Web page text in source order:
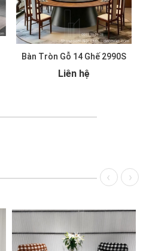
Bàn Tròn Gỗ 14 Ghế 2990S
Liên hệ